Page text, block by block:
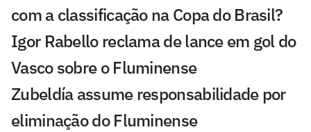
com a classificação na Copa do Brasil?
Igor Rabello reclama de lance em gol do
Vasco sobre o Fluminense
Zubeldía assume responsabilidade por
eliminação do Fluminense